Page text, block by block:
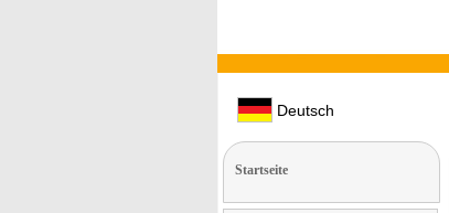
Deutsch
Startseite